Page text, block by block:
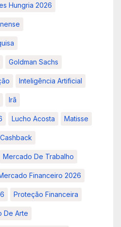
Hungria 2026
Goldman Sachs
Inteligência Artificial
Irã
Lucho Acosta Matisse
Mercado De Trabalho
Financeiro 2026
Proteção Financeira
De Arte